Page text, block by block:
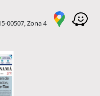
00507, Zona 4